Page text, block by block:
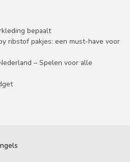
bepaalt
ribstof pakjes: een must-have voor
– Spelen voor alle